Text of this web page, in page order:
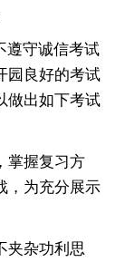
守诚信考试
园良好的考试
做出如下考试
握复习方
，为充分展示
杂功利思